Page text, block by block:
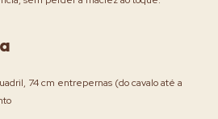
74 cm entrepernas (do cavalo até a